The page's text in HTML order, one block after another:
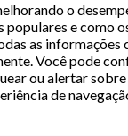
o
populares e como
as informações
Você pode
ou alertar sobre
de